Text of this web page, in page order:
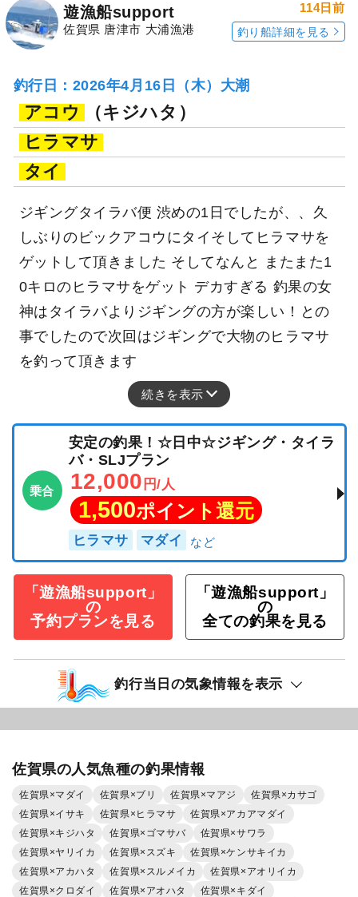
遊漁船support
佐賀県 唐津市 大浦漁港
114日前
釣り船詳細を見る
釣行日：2026年4月16日（木）大潮
アコウ
（キジハタ）
ヒラマサ
タイ
ジギングタイラバ便 渋めの1日でしたが、、久
しぶりのビックアコウにタイそしてヒラマサを
ゲットして頂きました そしてなんと またまた1
0キロのヒラマサをゲット デカすぎる 釣果の女
神はタイラバよりジギングの方が楽しい！との
事でしたので次回はジギングで大物のヒラマサ
を釣って頂きます
続きを表示
乗合
安定の釣果！☆日中☆ジギング・タイラ
バ・SLJプラン
12,000 円/人
1,500ポイント還元
ヒラマサ マダイ
「遊漁船support」
の
予約プランを見る
「遊漁船support」
の
全ての釣果を見る
釣行当日の気象情報を表示
佐賀県の人気魚種の釣果情報
佐賀県×マダイ 佐賀県×ブリ 佐賀県×マアジ
佐賀県×カサゴ
佐賀県×イサキ
佐賀県×ヒラマサ
佐賀県×アカアマダイ
佐賀県×キジハタ
佐賀県×ゴマサバ
佐賀県×サワラ
佐賀県×ヤリイカ
佐賀県×スズキ
佐賀県×ケンサキイカ
佐賀県×アカハタ
佐賀県×スルメイカ
佐賀県×アオリイカ
佐賀県×クロダイ
佐賀県×アオハタ
佐賀県×キダイ